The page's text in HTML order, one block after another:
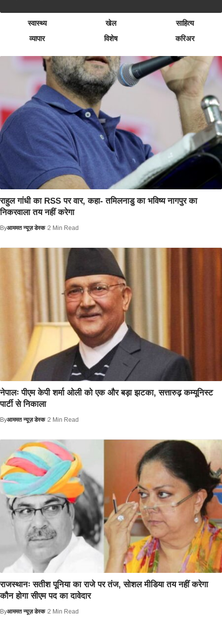
स्वास्थ्य खेल
साहित्य
व्यापार
विशेष करिअर
राहुल गांधी का RSS पर वार, कहा- तमिलनाडु का भविष्य नागपुर का
निकरवाला तय नहीं करेगा
Byआममत न्यूज़ डेस्क 2 Min Read
नेपालः पीएम केपी शर्मा ओली को एक और बड़ा झटका, सत्तारुढ़ कम्यूनिस्ट
पार्टी से निकाला
Byआममत न्यूज़ डेस्क 2 Min Read
राजस्थानः सतीश पूनिया का राजे पर तंज, सोशल मीडिया तय नहीं करेगा
कौन होगा सीएम पद का दावेदार
Byआममत न्यूज़ डेस्क 2 Min Read